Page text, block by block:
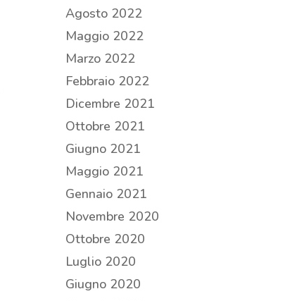
Agosto 2022
Maggio 2022
Marzo 2022
Febbraio 2022
Dicembre 2021
Ottobre 2021
Giugno 2021
Maggio 2021
Gennaio 2021
Novembre 2020
Ottobre 2020
Luglio 2020
Giugno 2020